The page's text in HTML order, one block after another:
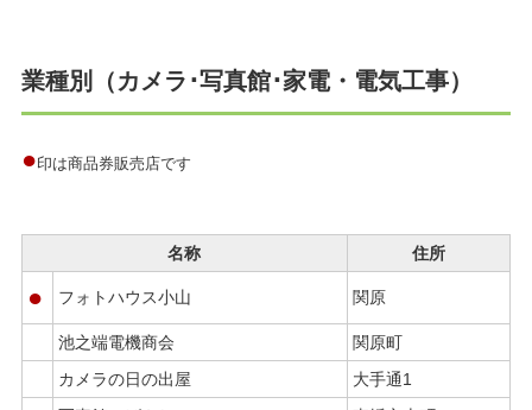
ながおかペイ利用者向け
業種別（カメラ･写真館･家電・電気工事）
●印は商品券販売店です
名称 住所
● フォトハウス小山 関原
池之端電機商会
関原町
カメラの日の出屋
大手通1